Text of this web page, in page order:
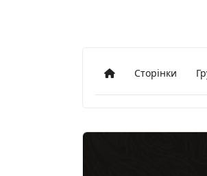
ДодомуСторінки